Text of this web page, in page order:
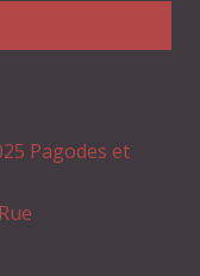
Pagodes et